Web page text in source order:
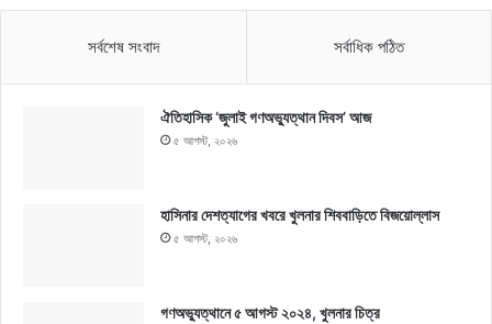
সর্বশেষ সংবাদ সর্বাধিক পঠিত
ঐতিহাসিক ‘জুলাই গণঅভ্যুত্থান দিবস’ আজ
৫ আগস্ট, ২০২৬
হাসিনার দেশত্যাগের খবরে খুলনার শিববাড়িতে বিজয়োল্লাস
৫ আগস্ট, ২০২৬
গণঅভ্যুত্থানে ৫ আগস্ট ২০২৪, খুলনার চিত্র